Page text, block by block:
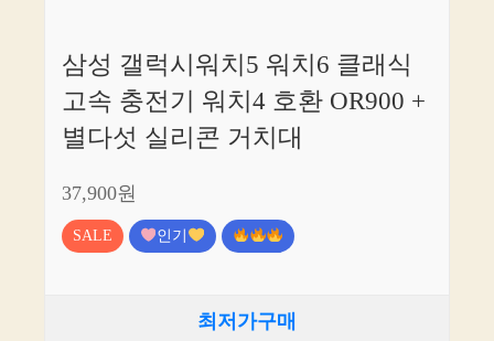
삼성 갤럭시워치5 워치6 클래식
고속 충전기 워치4 호환 OR900 +
별다섯 실리콘 거치대
37,900원
SALE 인기
최저가구매